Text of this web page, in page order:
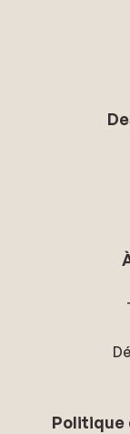
Politique